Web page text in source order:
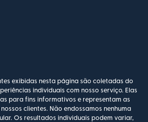
exibidas nesta página são coletadas do
individuais com nosso serviço. Elas
para fins informativos e representam as
clientes. Não endossamos nenhuma
Os resultados individuais podem variar,